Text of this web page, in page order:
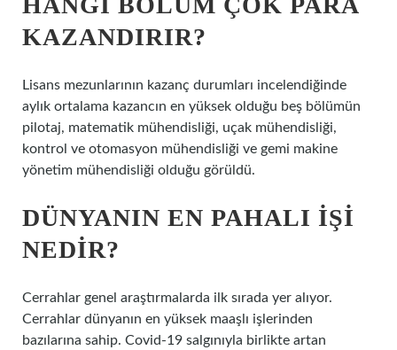
KAZANDIRIR?
Lisans mezunlarının kazanç durumları incelendiğinde
aylık ortalama kazancın en yüksek olduğu beş bölümün
pilotaj, matematik mühendisliği, uçak mühendisliği,
kontrol ve otomasyon mühendisliği ve gemi makine
yönetim mühendisliği olduğu görüldü.
DÜNYANIN EN PAHALI IŞI
NEDIR?
Cerrahlar genel araştırmalarda ilk sırada yer alıyor.
Cerrahlar dünyanın en yüksek maaşlı işlerinden
bazılarına sahip. Covid-19 salgınıyla birlikte artan